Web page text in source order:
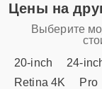
Цены на
Выберите
20-inch
24-
Retina 4K
Pro